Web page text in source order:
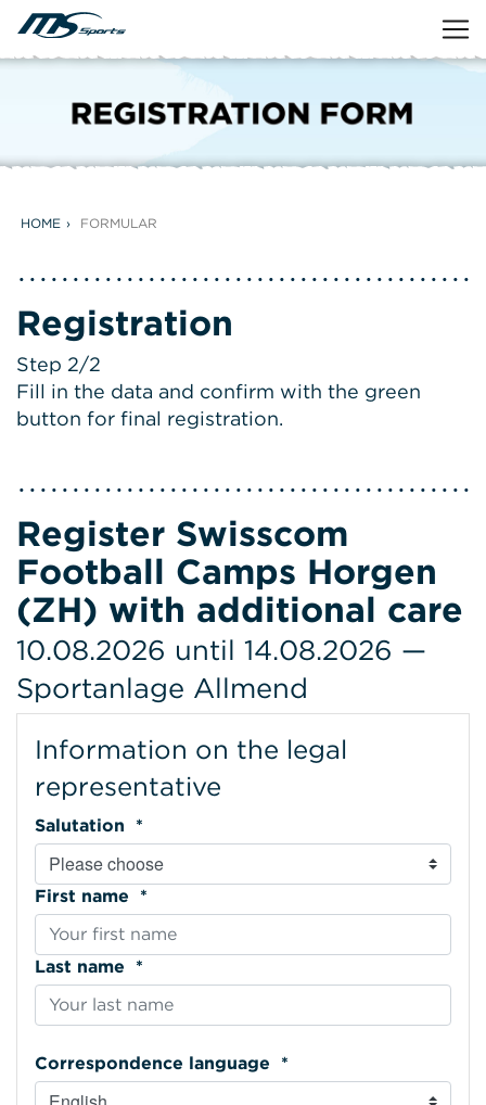
HOME FORMULAR
Registration
Step 2/2
Fill in the data and confirm with the green
button for final registration.
Register Swisscom
Football Camps Horgen
(ZH) with additional care
10.08.2026 until 14.08.2026 —
Sportanlage Allmend
Information on the legal
representative
Salutation *
First name *
Last name *
Correspondence language *